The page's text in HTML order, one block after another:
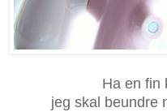
Ha en fin
jeg skal beundre